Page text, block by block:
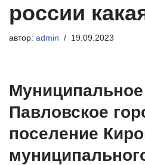
россии
автор: admin 19.09.2023
Павловское
поселение